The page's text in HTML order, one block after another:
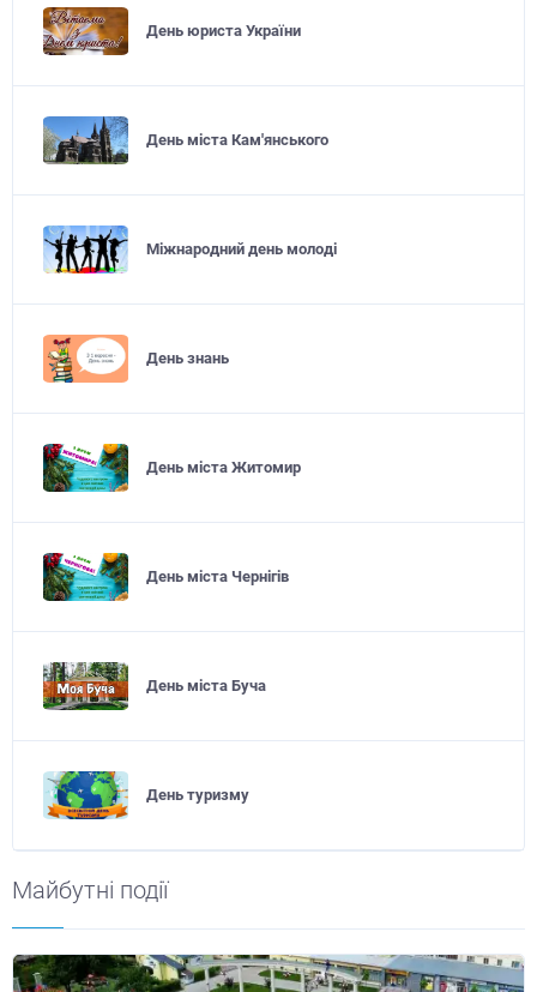
День юриста України
День міста Кам'янського
Міжнародний день молоді
День знань
День міста Житомир
День міста Чернігів
День міста Буча
День туризму
Майбутні події